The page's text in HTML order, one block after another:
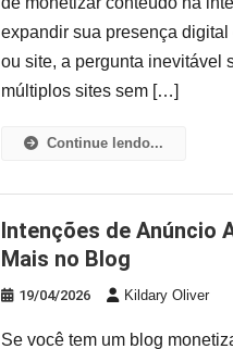
expandir sua presença
ou site, a pergunta inevitável
múltiplos sites sem […]
Continue lendo...
Intenções de Anúncio AdSense: Como Ganhar
Mais no Blog
19/04/2026 Kildary Oliver
Se você tem um blog